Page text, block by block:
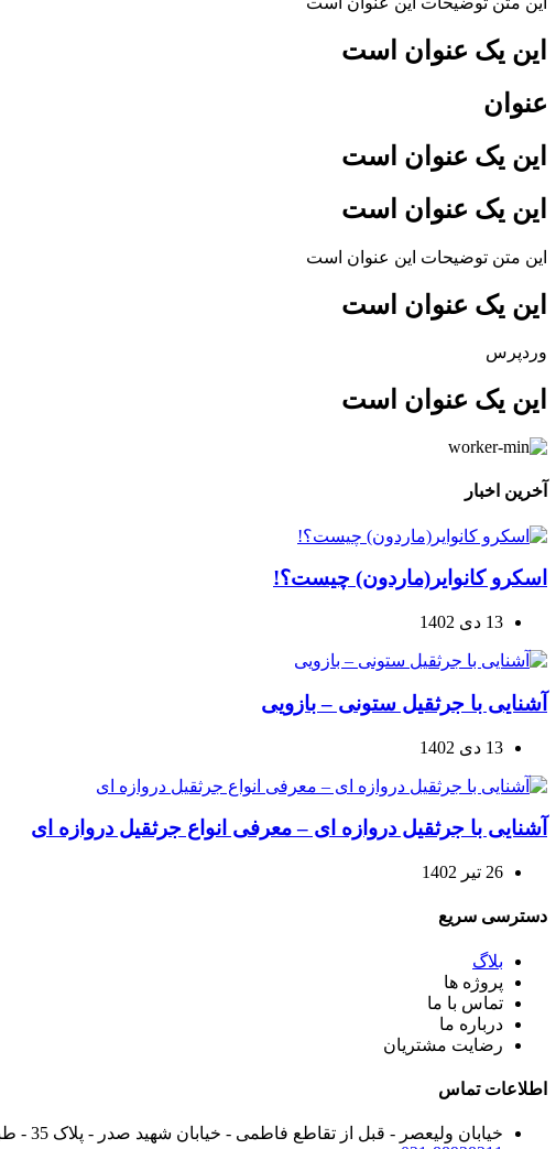
این یک عنوان است
عنوان
این یک عنوان است
این یک عنوان است
این متن توضیحات این عنوان است
این یک عنوان است
وردپرس
این یک عنوان است​
آخرین اخبار
اسکرو کانوایر(ماردون) چیست؟!
13 دی 1402
آشنایی با جرثقیل ستونی – بازویی
13 دی 1402
آشنایی با جرثقیل دروازه ای – معرفی انواع جرثقیل دروازه ای
26 تیر 1402
دسترسی سریع
بلاگ
پروژه ها
تماس با ما
درباره ما
رضایت مشتریان
اطلاعات تماس
خیابان ولیعصر - قبل از تقاطع فاطمی - خیابان شهید صدر - پلاک 35 - طبقه دوم - واحد 7